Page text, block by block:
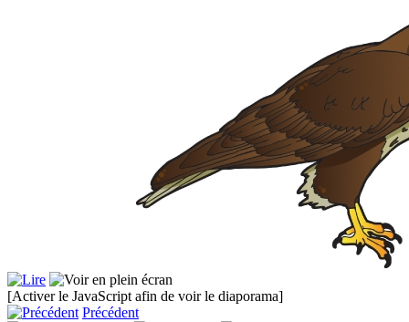
[Activer le JavaScript afin de voir le diaporama]
Précédent